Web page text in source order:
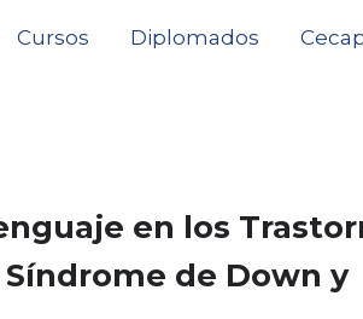
Cursos Diplomados
en los
de Down y